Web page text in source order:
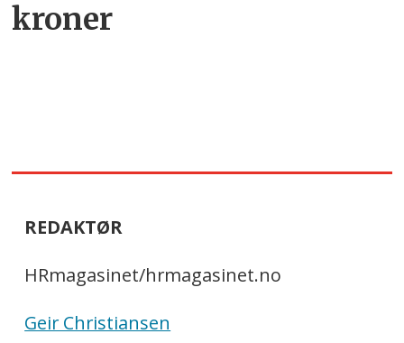
kroner
REDAKTØR
HRmagasinet/hrmagasinet.no
Geir Christiansen